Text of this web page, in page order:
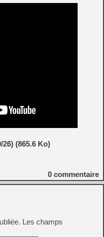
26) (865.6 Ko)
0 commentaire
Les champs